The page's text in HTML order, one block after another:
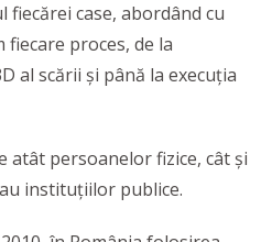
case, abordând cu
proces, de la
al scării și până la execuția
atât persoanelor fizice, cât și
instituțiilor publice.